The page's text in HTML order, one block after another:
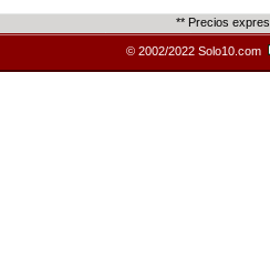
** Precios
© 2002/2022 Solo10.com